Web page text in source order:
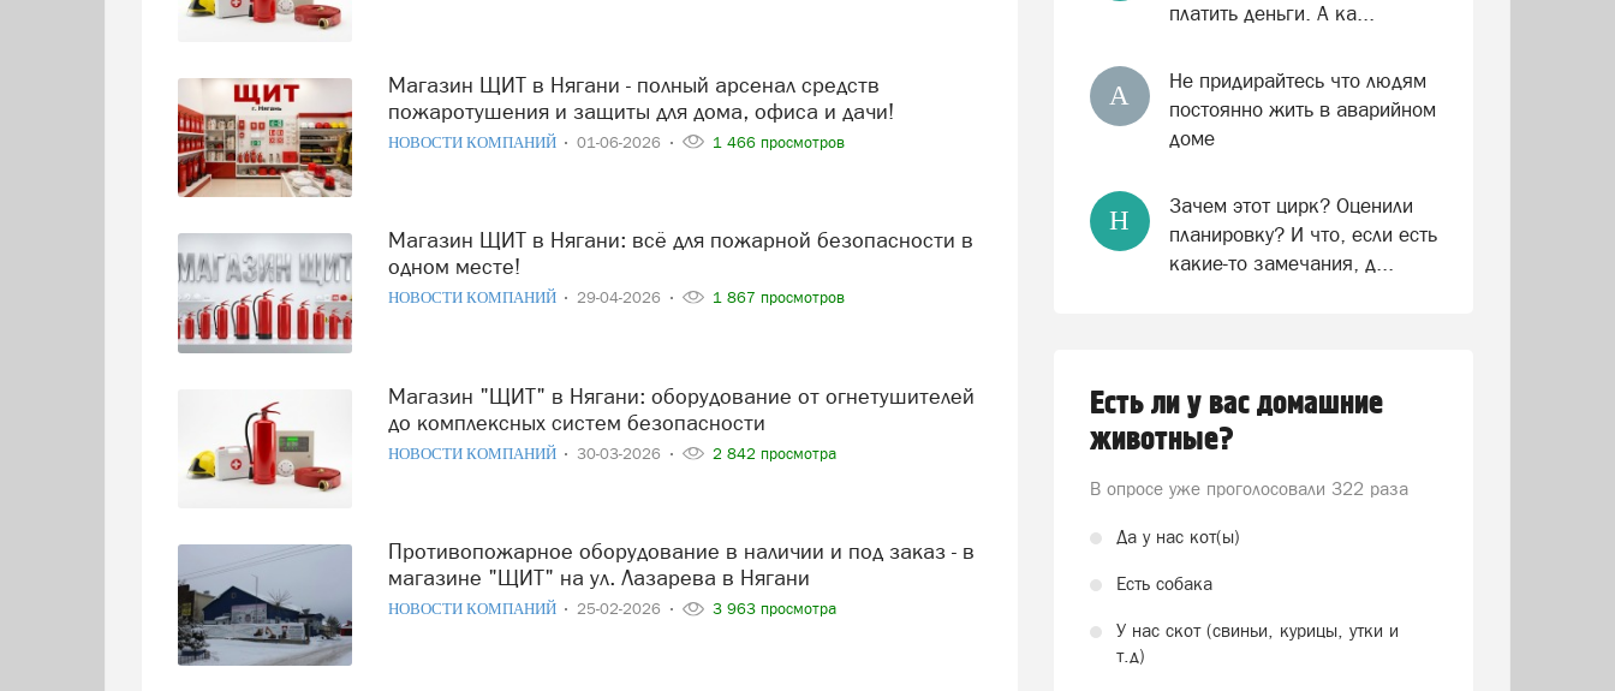
Магазин ЩИТ в Нягани - полный арсенал средств
пожаротушения и защиты для дома, офиса и дачи!
НОВОСТИ КОМПАНИЙ 01-06-2026 1 466 просмотров
Магазин ЩИТ в Нягани: всё для пожарной безопасности в
одном месте!
НОВОСТИ КОМПАНИЙ 29-04-2026 1 867 просмотров
Магазин "ЩИТ" в Нягани: оборудование от огнетушителей
до комплексных систем безопасности
НОВОСТИ КОМПАНИЙ 30-03-2026 2 842 просмотра
Противопожарное оборудование в наличии и под заказ - в
магазине "ЩИТ" на ул. Лазарева в Нягани
НОВОСТИ КОМПАНИЙ 25-02-2026 3 963 просмотра
платить деньги. А ка...
А
Не придирайтесь что людям
постоянно жить в аварийном
доме
Н
Зачем этот цирк? Оценили
планировку? И что, если есть
какие-то замечания, д...
Есть ли у вас домашние
животные?
В опросе уже проголосовали 322 раза
Да у нас кот(ы)
Есть собака
У нас скот (свиньи, курицы, утки и
т.д)